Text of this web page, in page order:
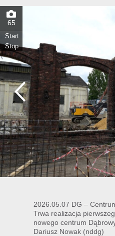
65
Start
Stop
2026.05.07 DG –
Trwa realizacja
nowego centrum
Dariusz Nowak (nddg)